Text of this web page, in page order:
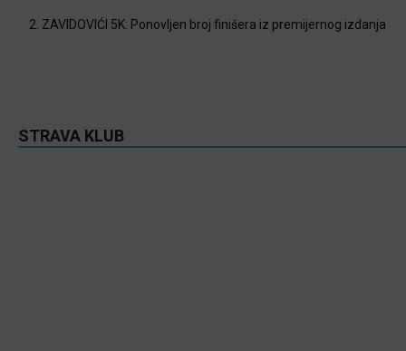
2. ZAVIDOVIĆI 5K: Ponovljen broj finišera iz premijernog izdanja
STRAVA KLUB